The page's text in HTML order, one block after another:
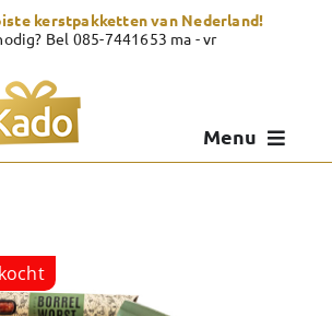
kerstpakketten van Nederland!
Bel 085-7441653 ma - vr
Menu